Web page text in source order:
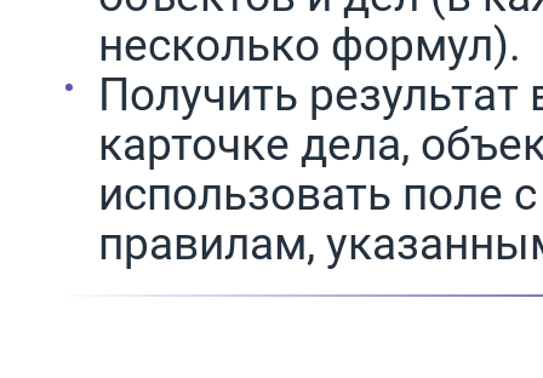
несколько формул).
Получить
карточке дела,
использовать поле
правилам,